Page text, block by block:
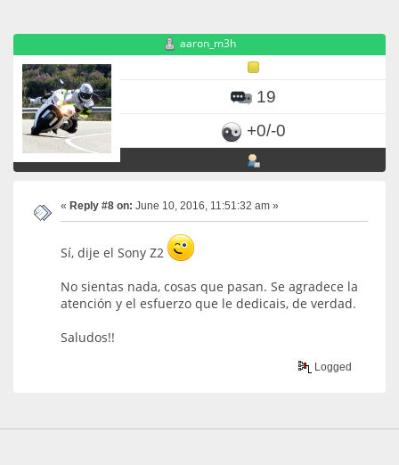
aaron_m3h
19
+0/-0
« Reply #8 on: June 10, 2016, 11:51:32 am »
Sí, dije el Sony Z2
No sientas nada, cosas que pasan. Se agradece la
atención y el esfuerzo que le dedicais, de verdad.
Saludos!!
Logged